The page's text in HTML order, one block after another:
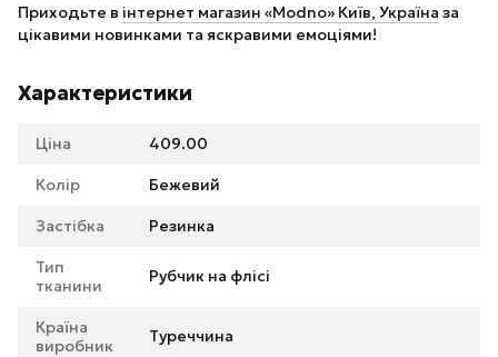
Приходьте в інтернет магазин «Modno» Київ, Україна за
цікавими новинками та яскравими емоціями!
Характеристики
Ціна 409.00
Колір Бежевий
Застібка Резинка
Тип
тканини
Рубчик на флісі
Країна
виробник
Туреччина